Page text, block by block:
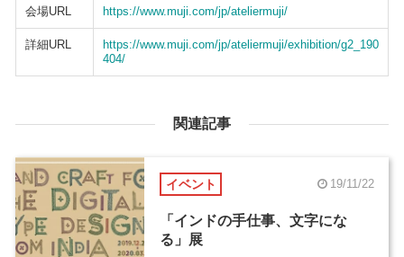
会場URL https://www.muji.com/jp/ateliermuji/
詳細URL
https://www.muji.com/jp/ateliermuji/exhibition/g2_190
404/
関連記事
イベント 19/11/22
「インドの手仕事、文字にな
る」展